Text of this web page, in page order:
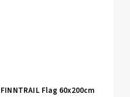
FINNTRAIL Flag 60x200cm